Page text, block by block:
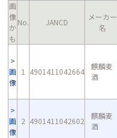
画
像
か
も
No. JANCD
メーカー
名
画
像
1 4901411042664
麒麟麦
酒
画
像
2 4901411042602
麒麟麦
酒